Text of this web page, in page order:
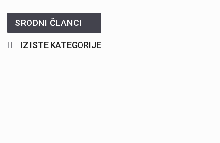
SRODNI ČLANCI
IZ ISTE KATEGORIJE